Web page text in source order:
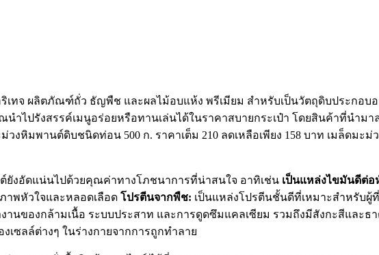
เทจ ผลิตภัณฑ์ถั่ว ธัญพืช และผลไม้อบแห้ง พรีเมียม สำหรับเป็นวัตถุดิบประกอบ
ำไปรังสรรค์เมนูอร่อยหรือทานเล่นได้ในราคาสบายกระเป๋า โดยสินค้าที่นำมา
วงหิมพานต์ดิบชนิดท่อน 500 ก. ราคาเต็ม 210 ลดเหลือเพียง 158 บาท เมล็ดมะ
ยังอัดแน่นไปด้วยคุณค่าทางโภชนาการที่น่าสนใจ อาทิเช่น เป็นแหล่งไขมันดีต่อ
าพหัวใจและหลอดเลือด โปรตีนจากพืช: เป็นแหล่งโปรตีนชั้นดีที่เหมาะสำหรับผู้
านของกล้ามเนื้อ ระบบประสาท และการดูดซึมแคลเซียม รวมถึงมีสังกะสีและธา
ซลล์ต่างๆ ในร่างกายจากการถูกทำลาย